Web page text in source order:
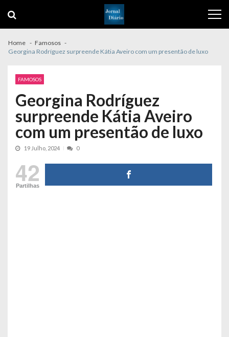
navigation
content
Home
Famosos
Georgina Rodríguez surpreende Kátia Aveiro com um presentão de luxo
FAMOSOS
Georgina Rodríguez
surpreende Kátia Aveiro
com um presentão de luxo
19 Julho, 2024 0
42
Partilhas